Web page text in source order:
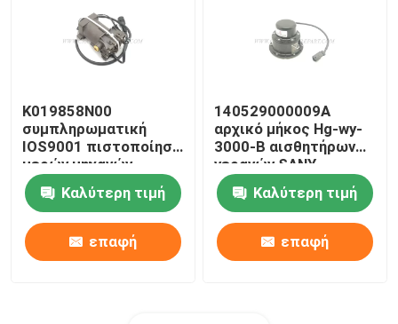
K019858N00
συμπληρωματική
IOS9001 πιστοποίηση
μερών μηχανών
γερανών
Καλύτερη τιμή
επαφή
140529000009A
αρχικό μήκος Hg-wy-
3000-Β αισθητήρων
γερανών SANY
Καλύτερη τιμή
επαφή